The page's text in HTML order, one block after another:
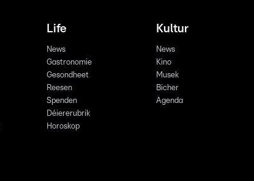
Life
News
Gastronomie
Gesondheet
Reesen
Spenden
Déiererubrik
Horoskop
Kultur
News
Kino
Musek
Bicher
Agenda